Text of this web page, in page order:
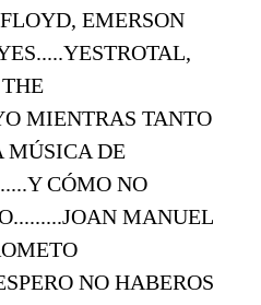
EMERSON
MIENTRAS TANTO
MÚSICA DE
CÓMO NO
MANUEL
NO HABEROS